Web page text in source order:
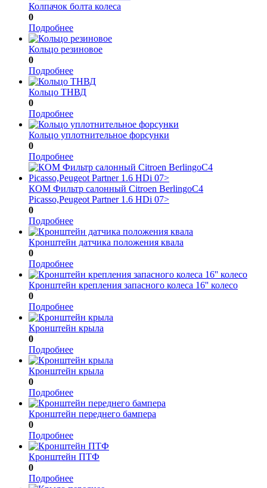
Колпачок болта колеса
0
Подробнее
Кольцо резиновое
0
Подробнее
Кольцо ТНВД
0
Подробнее
Кольцо уплотнительное форсунки
0
Подробнее
КОМ Фильтр салонный Citroen BerlingoC4
Picasso,Peugeot Partner 1.6 HDi 07>
0
Подробнее
Кронштейн датчика положения квала
0
Подробнее
Кронштейн крепления запасного колеса 16'' колесо
0
Подробнее
Кронштейн крыла
0
Подробнее
Кронштейн крыла
0
Подробнее
Кронштейн переднего бампера
0
Подробнее
Кронштейн ПТФ
0
Подробнее